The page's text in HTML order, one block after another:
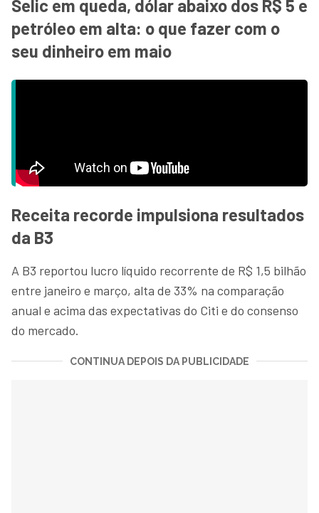
Selic em queda, dólar abaixo dos R$ 5 e
petróleo em alta: o que fazer com o
seu dinheiro em maio
Receita recorde impulsiona resultados
da B3
A B3 reportou lucro líquido recorrente de R$ 1,5 bilhão
entre janeiro e março, alta de 33% na comparação
anual e acima das expectativas do Citi e do consenso
do mercado.
CONTINUA DEPOIS DA PUBLICIDADE